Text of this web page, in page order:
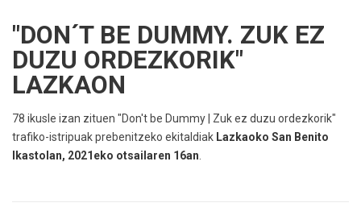
"DON´T BE DUMMY. ZUK EZ
DUZU ORDEZKORIK"
LAZKAON
78 ikusle izan zituen "Don't be Dummy | Zuk ez duzu ordezkorik"
trafiko-istripuak prebenitzeko ekitaldiak Lazkaoko San Benito
Ikastolan, 2021eko otsailaren 16an